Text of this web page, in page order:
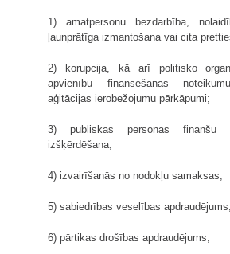
1) amatpersonu bezdarbība,
ļaunprātīga izmantošana vai cita
2) korupcija, kā arī politisko
apvienību finansēšanas
aģitācijas ierobežojumu pārkāpumi;
3) publiskas personas finanšu
izšķērdēšana;
4) izvairīšanās no nodokļu samaksas;
5) sabiedrības veselības apdraudējums;
6) pārtikas drošības apdraudējums;